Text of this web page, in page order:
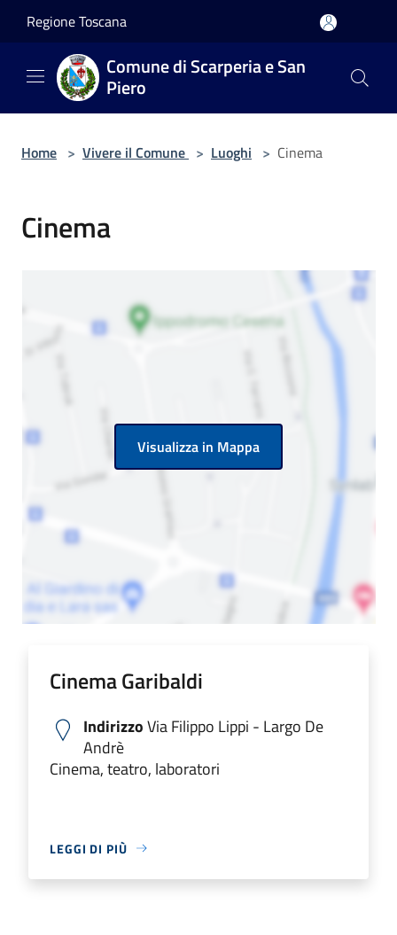
Regione Toscana
Comune di Scarperia e San
Piero
Home > Vivere il Comune > Luoghi > Cinema
Cinema
Visualizza in Mappa
Cinema Garibaldi
IndirizzoVia Filippo Lippi - Largo De
Andrè
Cinema, teatro, laboratori
LEGGI DI PIÙ